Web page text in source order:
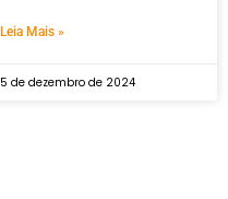
Leia Mais »
5 de dezembro de 2024